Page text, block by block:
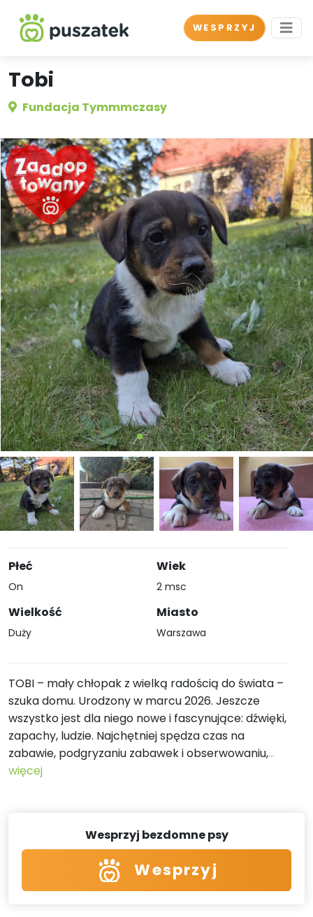
WESPRZYJ
Tobi
Fundacja Tymmmczasy
Płeć
On
Wielkość
Duży
Wiek
2 msc
Miasto
Warszawa
TOBI – mały chłopak z wielką radością do świata –
szuka domu. Urodzony w marcu 2026. Jeszcze
wszystko jest dla niego nowe i fascynujące: dźwięki,
zapachy, ludzie. Najchętniej spędza czas na
zabawie, podgryzaniu zabawek i obserwowaniu,...
więcej
Wesprzyj bezdomne psy
Wesprzyj